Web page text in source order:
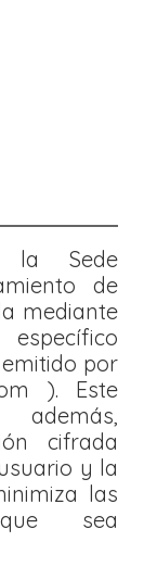
la Sede
de
mediante
por
). Este
cifrada
y la
las
sea